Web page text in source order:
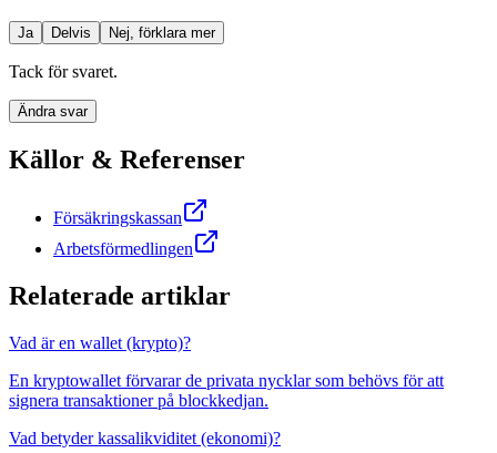
Ja Delvis Nej, förklara mer
Tack för svaret.
Ändra svar
Källor & Referenser
Försäkringskassan
Arbetsförmedlingen
Relaterade artiklar
Vad är en wallet (krypto)?
En kryptowallet förvarar de privata nycklar som behövs för att
signera transaktioner på blockkedjan.
Vad betyder kassalikviditet (ekonomi)?